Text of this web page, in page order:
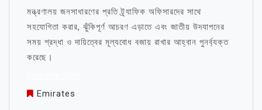
মন্ত্রণালয় জনসাধারণের প্রতি ট্র্যাফিক অফিসারদের সাথে
সহযোগিতা করার, ঝুঁকিপূর্ণ আচরণ এড়াতে এবং জাতীয় উদযাপনের
সময় শ্রদ্ধা ও দায়িত্বের মূল্যবোধ বজায় রাখার আহ্বান পুনর্ব্যক্ত
করেছে।
Emirates